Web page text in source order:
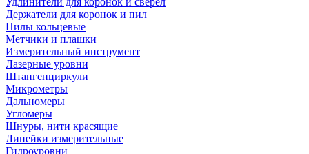
Держатели для коронок и пил
Пилы кольцевые
Метчики и плашки
Измерительный инструмент
Лазерные уровни
Штангенциркули
Микрометры
Дальномеры
Угломеры
Шнуры, нити красящие
Линейки измерительные
Гидроуровни